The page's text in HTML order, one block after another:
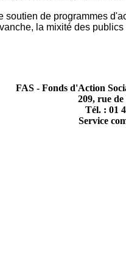
soutien de programmes
la mixité des
FAS - Fonds d'Action
209, rue
Tél. : 01
Service